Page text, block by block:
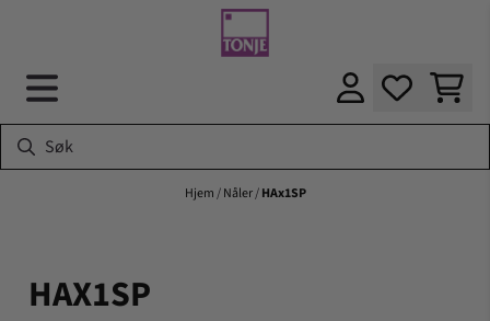
Hjem/Nåler/HAx1SP
HAX1SP